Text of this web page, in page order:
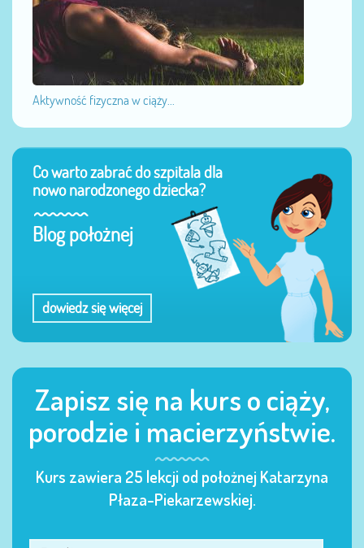
Aktywność fizyczna w ciąży...
Co warto zabrać do szpitala dla
nowo narodzonego dziecka?
Blog położnej
dowiedz się więcej
Zapisz się na kurs o ciąży,
porodzie i macierzyństwie.
Kurs zawiera 25 lekcji od położnej Katarzyna
Płaza-Piekarzewskiej.